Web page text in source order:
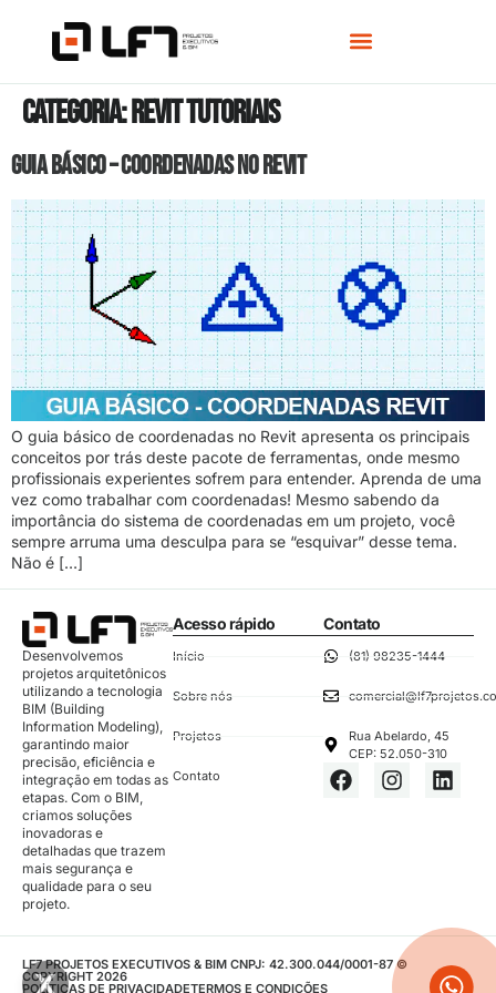
Categoria:REVIT TUTORIAIS
GUIA BÁSICO – COORDENADAS NO REVIT
O guia básico de coordenadas no Revit apresenta os principais
conceitos por trás deste pacote de ferramentas, onde mesmo
profissionais experientes sofrem para entender. Aprenda de uma
vez como trabalhar com coordenadas! Mesmo sabendo da
importância do sistema de coordenadas em um projeto, você
sempre arruma uma desculpa para se “esquivar” desse tema.
Não é […]
Desenvolvemos
projetos arquitetônicos
utilizando a tecnologia
BIM (Building
Information Modeling),
garantindo maior
precisão, eficiência e
integração em todas as
etapas. Com o BIM,
criamos soluções
inovadoras e
detalhadas que trazem
mais segurança e
qualidade para o seu
projeto.
Acesso rápido
Início
Sobre nós
Projetos
Contato
Contato
(81) 98235-1444
Rua Abelardo, 45
CEP: 52.050-310
LF7 PROJETOS EXECUTIVOS & BIM CNPJ: 42.300.044/0001-87 ©
COPYRIGHT 2026
POLÍTICAS DE PRIVACIDADETERMOS E CONDIÇÕES